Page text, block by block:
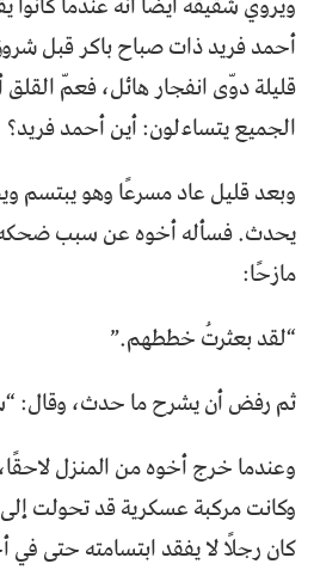
أحمد فريد ذات صباح باكر قبل
قليلة دوّى انفجار هائل، فعمّ
الجميع يتساءلون: أين أحمد فريد؟
وبعد قليل عاد مسرعًا وهو يبتسم
يحدث. فسأله أخوه عن سبب ضحكه
مازحًا:
“لقد بعثرتُ خططهم.”
ثم رفض أن يشرح ما حدث، وقال:
وعندما خرج أخوه من المنزل
وكانت مركبة عسكرية قد تحولت
كان رجلًا لا يفقد ابتسامته حتى